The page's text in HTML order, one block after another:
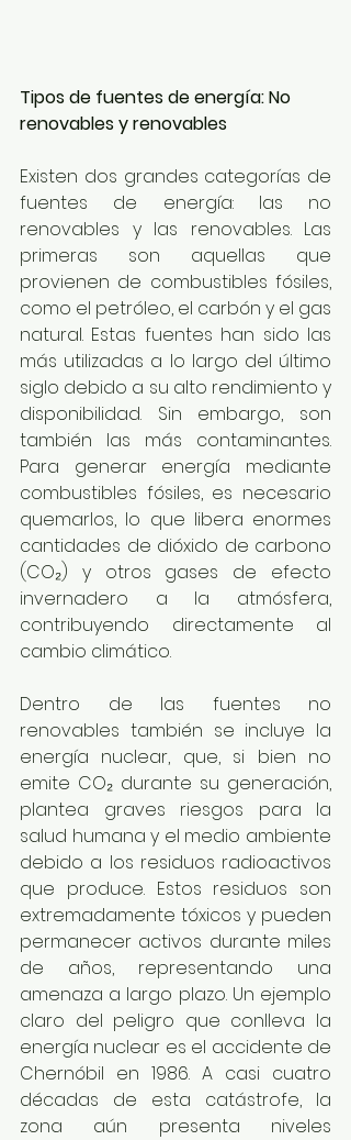
Tipos de fuentes de energía: No
renovables y renovables
Existen dos grandes categorías de
fuentes de energía: las no
renovables y las renovables. Las
primeras son aquellas que
provienen de combustibles fósiles,
como el petróleo, el carbón y el gas
natural. Estas fuentes han sido las
más utilizadas a lo largo del último
siglo debido a su alto rendimiento y
disponibilidad. Sin embargo, son
también las más contaminantes.
Para generar energía mediante
combustibles fósiles, es necesario
quemarlos, lo que libera enormes
cantidades de dióxido de carbono
(CO₂) y otros gases de efecto
invernadero a la atmósfera,
contribuyendo directamente al
cambio climático.
Dentro de las fuentes no
renovables también se incluye la
energía nuclear, que, si bien no
emite CO₂ durante su generación,
plantea graves riesgos para la
salud humana y el medio ambiente
debido a los residuos radioactivos
que produce. Estos residuos son
extremadamente tóxicos y pueden
permanecer activos durante miles
de años, representando una
amenaza a largo plazo. Un ejemplo
claro del peligro que conlleva la
energía nuclear es el accidente de
Chernóbil en 1986. A casi cuatro
décadas de esta catástrofe, la
zona aún presenta niveles